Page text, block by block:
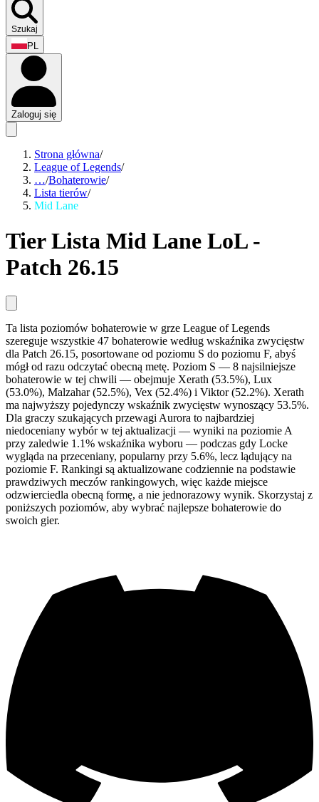
Szukaj
PL
Zaloguj się
Strona główna/
League of Legends/
…/Bohaterowie/
Lista tierów/
Mid Lane
Tier Lista Mid Lane LoL -
Patch 26.15
Ta lista poziomów bohaterowie w grze League of Legends
szereguje wszystkie 47 bohaterowie według wskaźnika zwycięstw
dla Patch 26.15, posortowane od poziomu S do poziomu F, abyś
mógł od razu odczytać obecną metę. Poziom S — 8 najsilniejsze
bohaterowie w tej chwili — obejmuje Xerath (53.5%), Lux
(53.0%), Malzahar (52.5%), Vex (52.4%) i Viktor (52.2%). Xerath
ma najwyższy pojedynczy wskaźnik zwycięstw wynoszący 53.5%.
Dla graczy szukających przewagi Aurora to najbardziej
niedoceniany wybór w tej aktualizacji — wyniki na poziomie A
przy zaledwie 1.1% wskaźnika wyboru — podczas gdy Locke
wygląda na przeceniany, popularny przy 5.6%, lecz lądujący na
poziomie F. Rankingi są aktualizowane codziennie na podstawie
prawdziwych meczów rankingowych, więc każde miejsce
odzwierciedla obecną formę, a nie jednorazowy wynik. Skorzystaj z
poniższych poziomów, aby wybrać najlepsze bohaterowie do
swoich gier.